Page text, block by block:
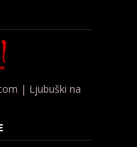
| Ljubuški na